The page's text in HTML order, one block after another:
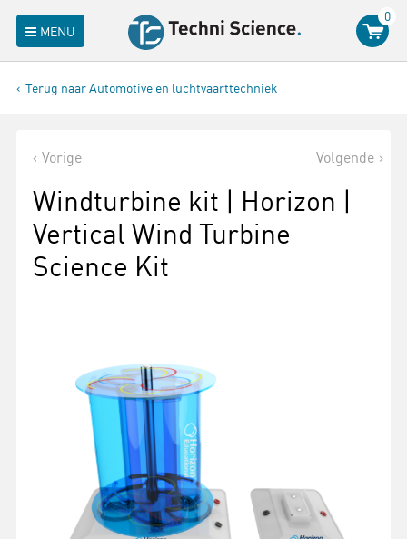
MENU
0
Terug naar Automotive en luchtvaarttechniek
Vorige Volgende
Windturbine kit | Horizon |
Vertical Wind Turbine
Science Kit